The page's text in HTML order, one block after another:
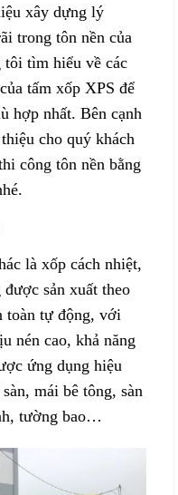
xây dựng lý
trong tôn nền của
tôi tìm hiểu về các
tấm xốp XPS để
hợp nhất. Bên cạnh
cho quý khách
công tôn nền bằng
là xốp cách nhiệt,
sản xuất theo
toàn tự động, với
nén cao, khả năng
ứng dụng hiệu
mái bê tông, sàn
tường bao…